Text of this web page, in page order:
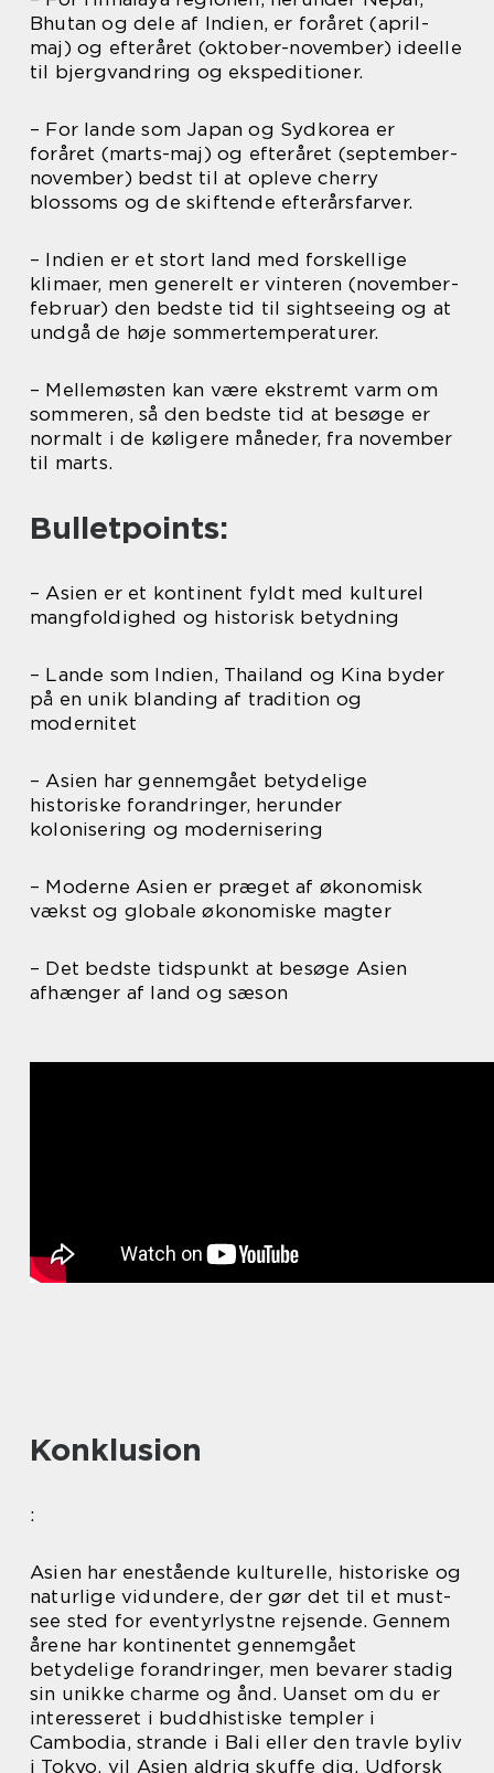
Bhutan og dele af Indien, er foråret (april-
maj) og efteråret (oktober-november) ideelle
til bjergvandring og ekspeditioner.
– For lande som Japan og Sydkorea er
foråret (marts-maj) og efteråret (september-
november) bedst til at opleve cherry
blossoms og de skiftende efterårsfarver.
– Indien er et stort land med forskellige
klimaer, men generelt er vinteren (november-
februar) den bedste tid til sightseeing og at
undgå de høje sommertemperaturer.
– Mellemøsten kan være ekstremt varm om
sommeren, så den bedste tid at besøge er
normalt i de køligere måneder, fra november
til marts.
Bulletpoints:
– Asien er et kontinent fyldt med kulturel
mangfoldighed og historisk betydning
– Lande som Indien, Thailand og Kina byder
på en unik blanding af tradition og
modernitet
– Asien har gennemgået betydelige
historiske forandringer, herunder
kolonisering og modernisering
– Moderne Asien er præget af økonomisk
vækst og globale økonomiske magter
– Det bedste tidspunkt at besøge Asien
afhænger af land og sæson
Konklusion
:
Asien har enestående kulturelle, historiske og
naturlige vidundere, der gør det til et must-
see sted for eventyrlystne rejsende. Gennem
årene har kontinentet gennemgået
betydelige forandringer, men bevarer stadig
sin unikke charme og ånd. Uanset om du er
interesseret i buddhistiske templer i
Cambodia, strande i Bali eller den travle byliv
i Tokyo, vil Asien aldrig skuffe dig. Udforsk